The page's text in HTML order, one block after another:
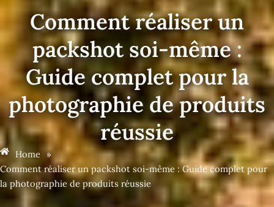
Comment réaliser un
packshot soi-même :
Guide complet pour la
photographie de produits
réussie
Home »
Comment réaliser un packshot soi-même : Guide complet pour
la photographie de produits réussie